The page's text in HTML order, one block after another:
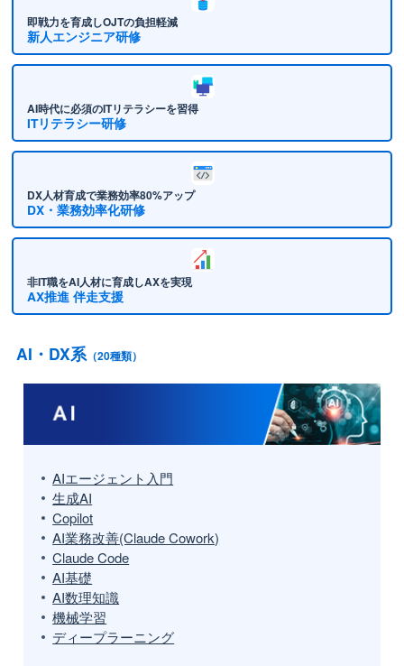
即戦力を育成しOJTの負担軽減
新人エンジニア研修
AI時代に必須のITリテラシーを習得
ITリテラシー研修
DX人材育成で業務効率80%アップ
DX・業務効率化研修
非IT職をAI人材に育成しAXを実現
AX推進 伴走支援
AI・DX系（20種類）
AIエージェント入門
生成AI
Copilot
AI業務改善(Claude Cowork)
Claude Code
AI基礎
AI数理知識
機械学習
ディープラーニング